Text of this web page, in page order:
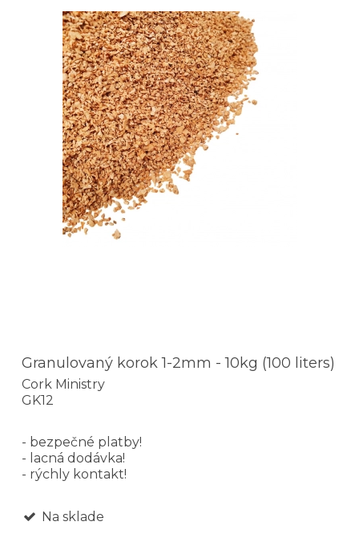
Granulovaný korok 1-2mm - 10kg (100 liters)
Cork Ministry
GK12
- bezpečné platby!
- lacná dodávka!
- rýchly kontakt!
Na sklade